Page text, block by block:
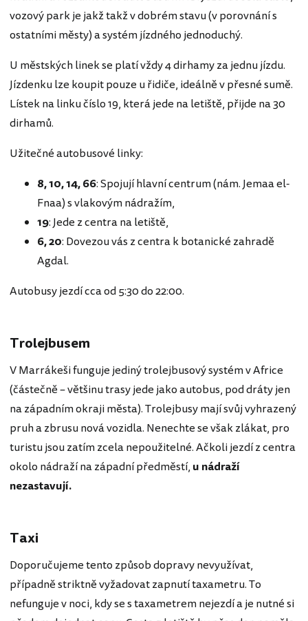
vozový park je jakž takž v dobrém stavu (v porovnání s
ostatními městy) a systém jízdného jednoduchý.
U městských linek se platí vždy 4 dirhamy za jednu jízdu.
Jízdenku lze koupit pouze u řidiče, ideálně v přesné sumě.
Lístek na linku číslo 19, která jede na letiště, přijde na 30
dirhamů.
Užitečné autobusové linky:
8, 10, 14, 66: Spojují hlavní centrum (nám. Jemaa el-
Fnaa) s vlakovým nádražím,
19: Jede z centra na letiště,
6, 20: Dovezou vás z centra k botanické zahradě
Agdal.
Autobusy jezdí cca od 5:30 do 22:00.
Trolejbusem
V Marrákeši funguje jediný trolejbusový systém v Africe
(částečně – většinu trasy jede jako autobus, pod dráty jen
na západním okraji města). Trolejbusy mají svůj vyhrazený
pruh a zbrusu nová vozidla. Nenechte se však zlákat, pro
turistu jsou zatím zcela nepoužitelné. Ačkoli jezdí z centra
okolo nádraží na západní předměstí, u nádraží
nezastavují.
Taxi
Doporučujeme tento způsob dopravy nevyužívat,
případně striktně vyžadovat zapnutí taxametru. To
nefunguje v noci, kdy se s taxametrem nejezdí a je nutné si